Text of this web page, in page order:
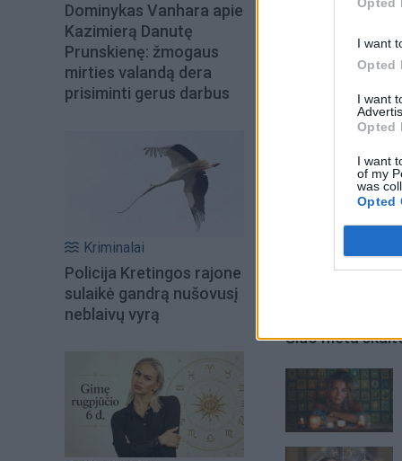
I want
Opted
I want
Opted
I want
of my
was
Opted
Dominykas Vanhara apie
Kazimierą Danutę
Prunskienę: žmogaus
mirties valandą dera
prisiminti gerus darbus
Kriminalai
Policija Kretingos rajone
sulaikė gandrą nušovusį
neblaivų vyrą
Šiuo metu